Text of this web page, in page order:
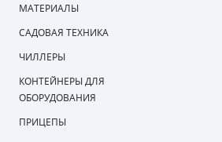
МАТЕРИАЛЫ
САДОВАЯ ТЕХНИКА
ЧИЛЛЕРЫ
КОНТЕЙНЕРЫ ДЛЯ
ОБОРУДОВАНИЯ
ПРИЦЕПЫ